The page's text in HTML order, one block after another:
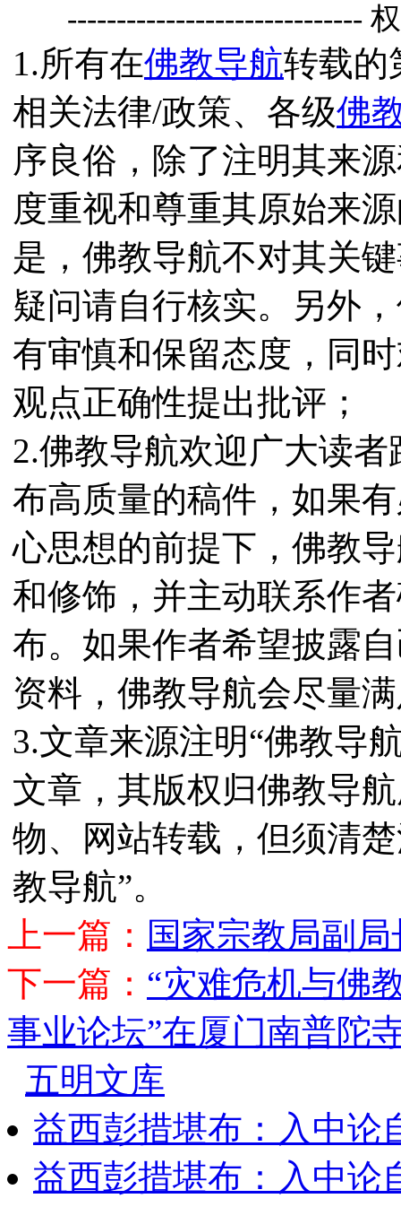
------------------------------
1.所有在佛教导航转载的
相关法律/政策、各级佛
序良俗，除了注明其来
度重视和尊重其原始来
是，佛教导航不对其关
疑问请自行核实。另外
有审慎和保留态度，同
观点正确性提出批评；
2.佛教导航欢迎广大读
布高质量的稿件，如果
心思想的前提下，佛教
和修饰，并主动联系作
布。如果作者希望披露
资料，佛教导航会尽量
3.文章来源注明“佛教导
文章，其版权归佛教导
物、网站转载，但须清
教导航”。
上一篇： 国家宗教局副
下一篇： “灾难危机与佛
事业论坛”在厦门南普陀
五明文库
益西彭措堪布：入中论
益西彭措堪布：入中论